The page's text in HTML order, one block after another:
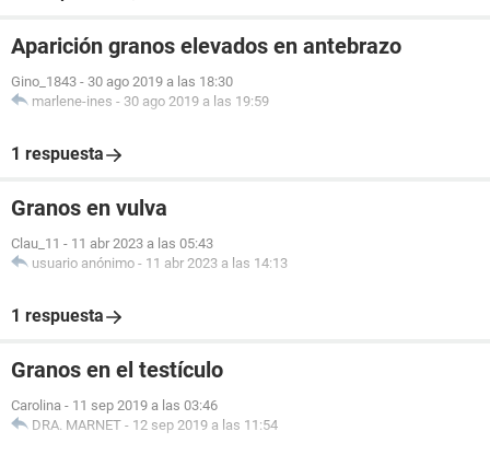
Aparición granos elevados en antebrazo
Gino_1843 - 30 ago 2019 a las 18:30
marlene-ines - 30 ago 2019 a las 19:59
1 respuesta
Granos en vulva
Clau_11 - 11 abr 2023 a las 05:43
usuario anónimo - 11 abr 2023 a las 14:13
1 respuesta
Granos en el testículo
Carolina - 11 sep 2019 a las 03:46
DRA. MARNET - 12 sep 2019 a las 11:54